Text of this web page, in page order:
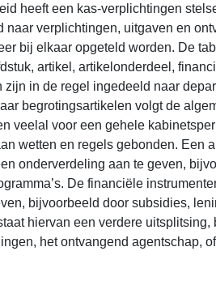
heeft een kas-verplichtingen
naar verplichtingen, uitgaven en
bij elkaar opgeteld worden. De
artikel, artikelonderdeel,
zijn in de regel ingedeeld naar
begrotingsartikelen volgt de
veelal voor een gehele
wetten en regels gebonden. Een
onderverdeling aan te geven,
De financiële
bijvoorbeeld door subsidies,
hiervan een verdere
het ontvangend agentschap,